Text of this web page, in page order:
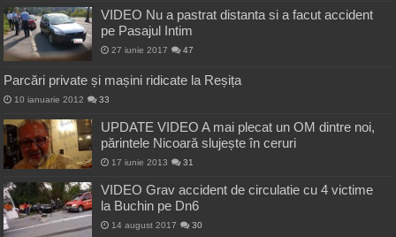
VIDEO Nu a pastrat distanta si a facut accident
pe Pasajul Intim
27 iunie 2017 47
Parcări private și mașini ridicate la Reșița
10 ianuarie 2012 33
UPDATE VIDEO A mai plecat un OM dintre noi,
părintele Nicoară slujește în ceruri
17 iunie 2013 31
VIDEO Grav accident de circulatie cu 4 victime
la Buchin pe Dn6
14 august 2017 30